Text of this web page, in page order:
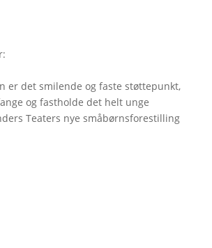
:
er det smilende og faste støttepunkt,
og fastholde det helt unge
Teaters nye småbørnsforestilling